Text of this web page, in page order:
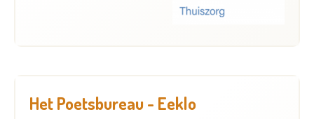
Het Poetsbureau - Eeklo